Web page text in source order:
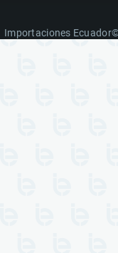
Importaciones